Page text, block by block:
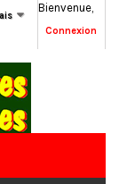
Bienvenue,
Connexion